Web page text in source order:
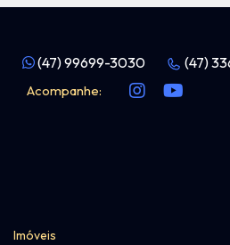
(47) 99699-3030 (47)
Acompanhe:
Imóveis